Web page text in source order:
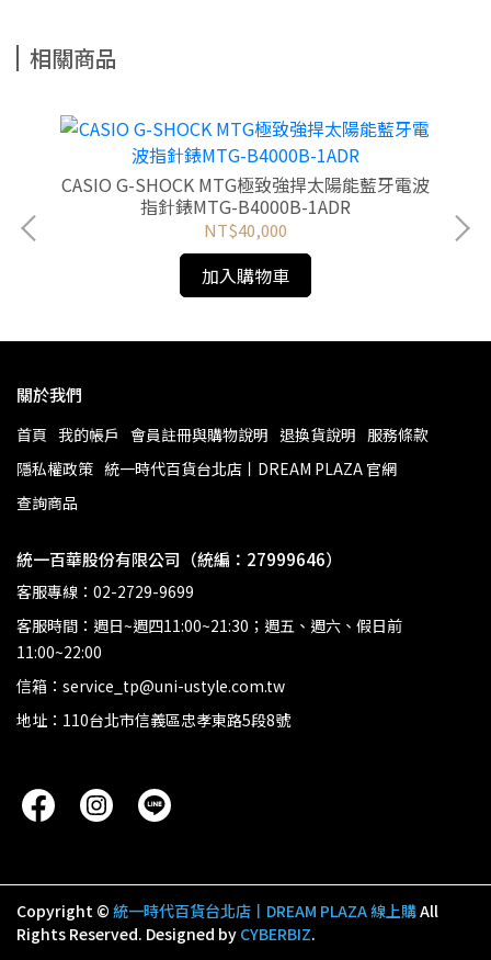
相關商品
CASIO G-SHOCK MTG極致強捍太陽能藍牙電波
指針錶MTG-B4000B-1ADR
NT$40,000
加入購物車
關於我們
首頁 我的帳戶 會員註冊與購物說明 退換貨說明 服務條款
隱私權政策 統一時代百貨台北店丨DREAM PLAZA 官網
查詢商品
統一百華股份有限公司（統編：27999646）
客服專線：02-2729-9699
客服時間：週日~週四11:00~21:30；週五、週六、假日前
11:00~22:00
信箱：service_tp@uni-ustyle.com.tw
地址：110台北市信義區忠孝東路5段8號
Copyright © 統一時代百貨台北店丨DREAM PLAZA 線上購All
Rights Reserved. Designed by CYBERBIZ.